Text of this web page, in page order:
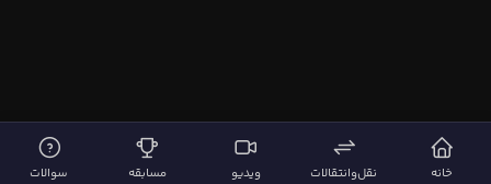
خانه نقل‌وانتقالات ویدیو مسابقه سوالات